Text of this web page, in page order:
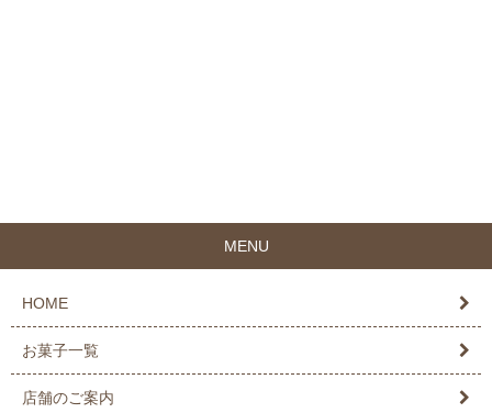
MENU
HOME
お菓子一覧
店舗のご案内